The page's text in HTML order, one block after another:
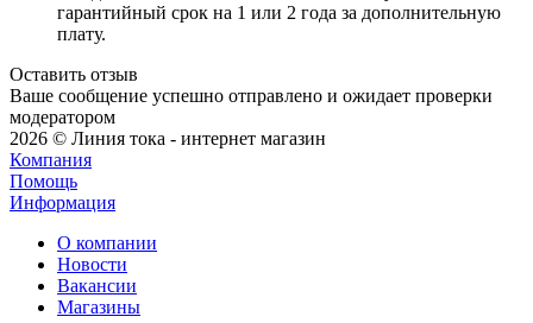
гарантийный срок на 1 или 2 года за дополнительную
плату.
Оставить отзыв
Ваше сообщение успешно отправлено и ожидает проверки
модератором
2026 © Линия тока - интернет магазин
Компания
Помощь
Информация
О компании
Новости
Вакансии
Магазины